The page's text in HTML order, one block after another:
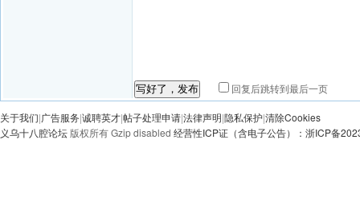
写好了，发布 回复后跳转到最后一页
关于我们|广告服务|诚聘英才|帖子处理申请|法律声明|隐私保护|清除Cookies
义乌十八腔论坛 版权所有 Gzip disabled 经营性ICP证（含电子公告）：浙ICP备